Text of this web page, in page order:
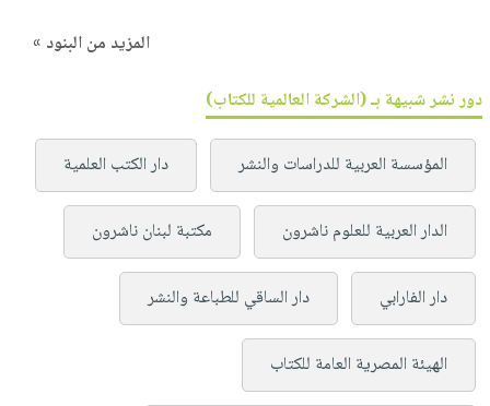
المزيد من البنود »
دور نشر شبيهة بـ (الشركة العالمية للكتاب)
المؤسسة العربية للدراسات والنشر دار الكتب العلمية
الدار العربية للعلوم ناشرون مكتبة لبنان ناشرون
دار الفارابي دار الساقي للطباعة والنشر
الهيئة المصرية العامة للكتاب